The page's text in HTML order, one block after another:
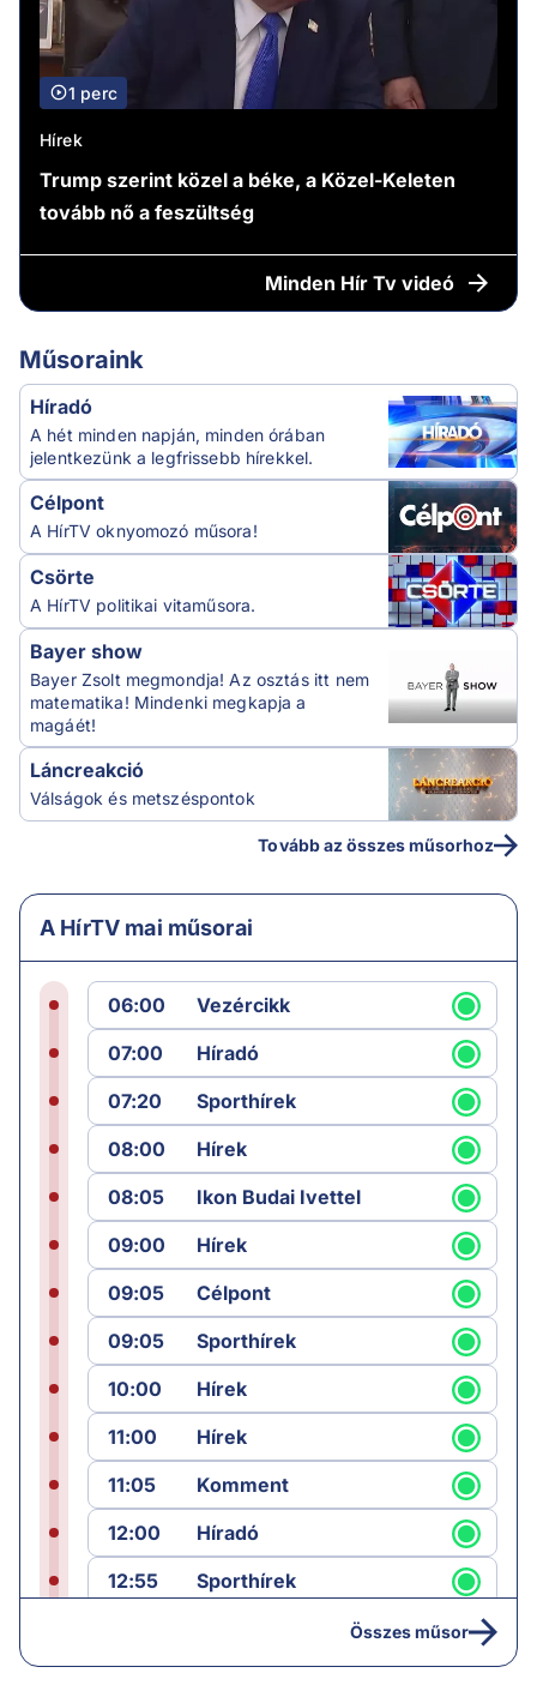
1 perc
Hírek
Trump szerint közel a béke, a Közel-Keleten
tovább nő a feszültség
Minden Hír Tv videó
Műsoraink
Híradó
A hét minden napján, minden órában
jelentkezünk a legfrissebb hírekkel.
Célpont
A HírTV oknyomozó műsora!
Csörte
A HírTV politikai vitaműsora.
Bayer show
Bayer Zsolt megmondja! Az osztás itt nem
matematika! Mindenki megkapja a
magáét!
Láncreakció
Válságok és metszéspontok
Tovább az összes műsorhoz
A HírTV mai műsorai
06:00
Vezércikk
07:00
Híradó
07:20
Sporthírek
08:00
Hírek
08:05
Ikon Budai Ivettel
09:00
Hírek
09:05
Célpont
09:05
Sporthírek
10:00
Hírek
11:00
Hírek
11:05
Komment
12:00
Híradó
12:55
Sporthírek
Összes műsor